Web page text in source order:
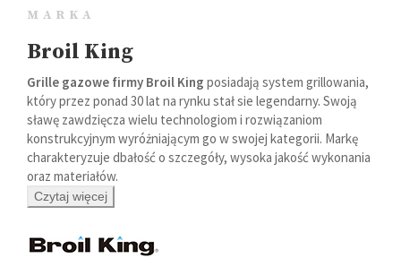
MARKA
Broil King
Grille gazowe firmy Broil King posiadają system grillowania,
który przez ponad 30 lat na rynku stał sie legendarny. Swoją
sławę zawdzięcza wielu technologiom i rozwiązaniom
konstrukcyjnym wyróżniającym go w swojej kategorii. Markę
charakteryzuje dbałość o szczegóły, wysoka jakość wykonania
oraz materiałów.
Czytaj więcej